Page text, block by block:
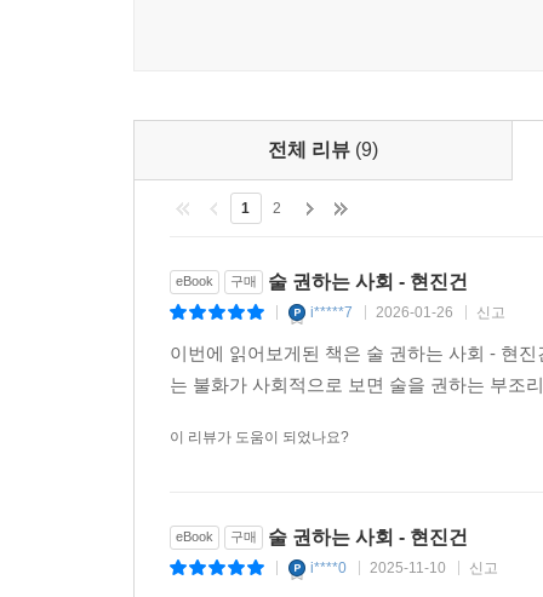
전체 리뷰 (9)
1 2
eBook 구매 술 권하는 사회 - 현진건
i*****7 2026-01-26 신고
이번에 읽어보게된 책은 술 권하는 사회 - 현
는 불화가 사회적으로 보면 술을 권하는 부조
이 리뷰가 도움이 되었나요?
eBook 구매 술 권하는 사회 - 현진건
i****0 2025-11-10 신고